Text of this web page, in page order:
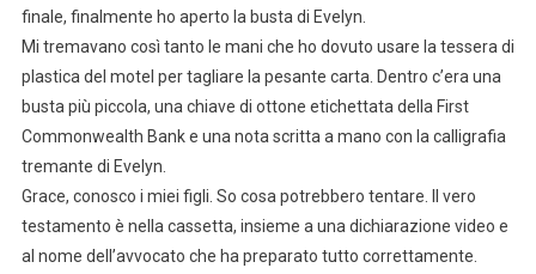
finale, finalmente ho aperto la busta di Evelyn.
Mi tremavano così tanto le mani che ho dovuto usare la tessera di
plastica del motel per tagliare la pesante carta. Dentro c’era una
busta più piccola, una chiave di ottone etichettata della First
Commonwealth Bank e una nota scritta a mano con la calligrafia
tremante di Evelyn.
Grace, conosco i miei figli. So cosa potrebbero tentare. Il vero
testamento è nella cassetta, insieme a una dichiarazione video e
al nome dell’avvocato che ha preparato tutto correttamente.